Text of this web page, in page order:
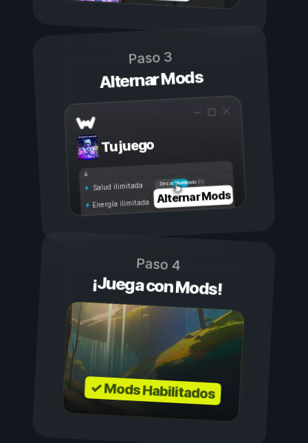
Paso 3
Alternar Mods
Tu juego
Activado
Desactivado
Salud ilimitada
Energía ilimitada Alternar Mods
Paso 4
¡Juega con Mods!
✓ Mods Habilitados